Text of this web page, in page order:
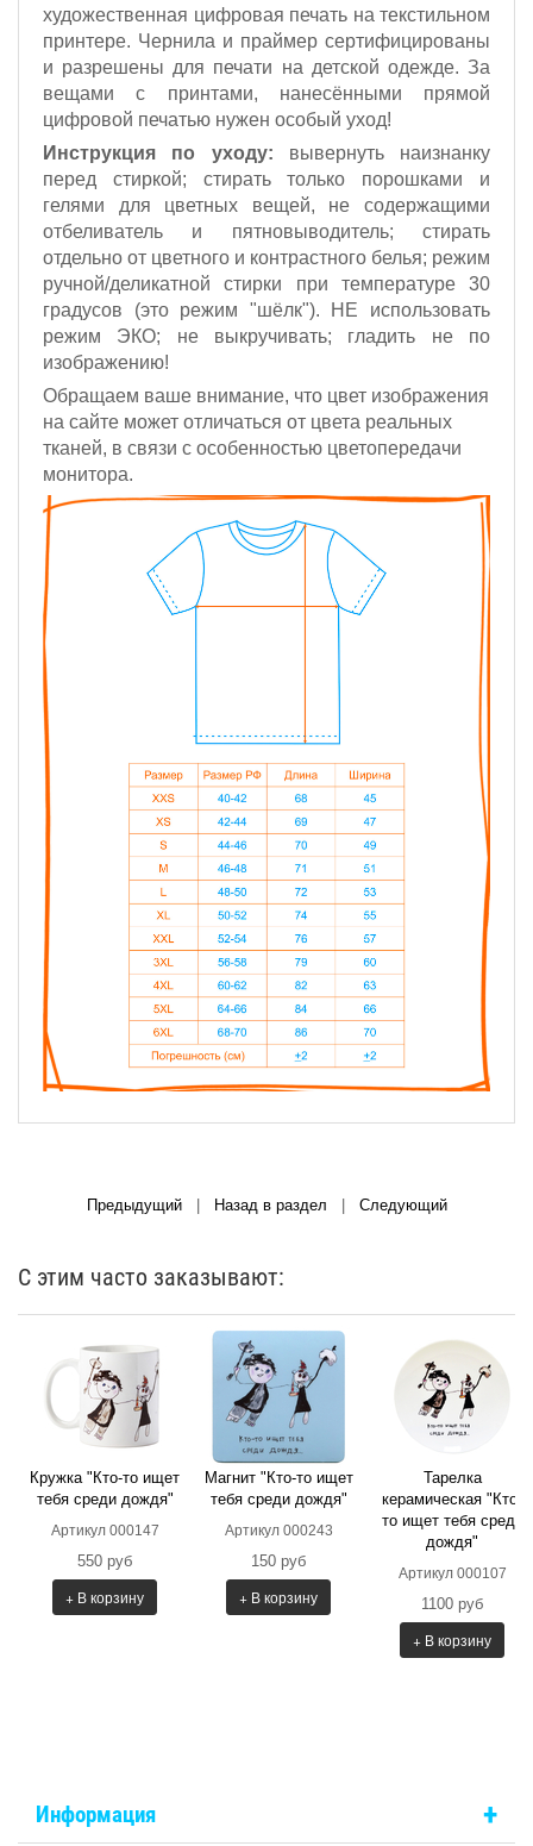
художественная цифровая печать на текстильном
принтере. Чернила и праймер сертифицированы
и разрешены для печати на детской одежде. За
вещами с принтами, нанесёнными прямой
цифровой печатью нужен особый уход!
Инструкция по уходу: вывернуть наизнанку
перед стиркой; стирать только порошками и
гелями для цветных вещей, не содержащими
отбеливатель и пятновыводитель; стирать
отдельно от цветного и контрастного белья; режим
ручной/деликатной стирки при температуре 30
градусов (это режим "шёлк"). НЕ использовать
режим ЭКО; не выкручивать; гладить не по
изображению!
Обращаем ваше внимание, что цвет изображения
на сайте может отличаться от цвета реальных
тканей, в связи с особенностью цветопередачи
монитора.
Предыдущий| Назад в раздел Следующий
С этим часто заказывают:
Кружка "Кто-то ищет
тебя среди дождя"
Артикул 000147
550 руб
+ В корзину
Магнит "Кто-то ищет
тебя среди дождя"
Артикул 000243
150 руб
+ В корзину
Тарелка
керамическая "Кто-
то ищет тебя среди
дождя"
Артикул 000107
1100 руб
+ В корзину
Информация +